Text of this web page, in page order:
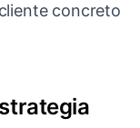
concreto